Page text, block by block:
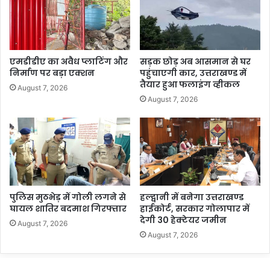
एमडीडीए का अवैध प्लाटिंग और
निर्माण पर बड़ा एक्शन
August 7, 2026
सड़क छोड़ अब आसमान से घर
पहुंचाएगी कार, उत्तराखण्ड में
तैयार हुआ फलाइंग व्हीकल
August 7, 2026
पुलिस मुठभेड़ में गोली लगने से
घायल शातिर बदमाश गिरफ्तार
August 7, 2026
हल्द्वानी में बनेगा उत्तराखण्ड
हाईकोर्ट, सरकार गोलापार में
देगी 30 हेक्टेयर जमीन
August 7, 2026